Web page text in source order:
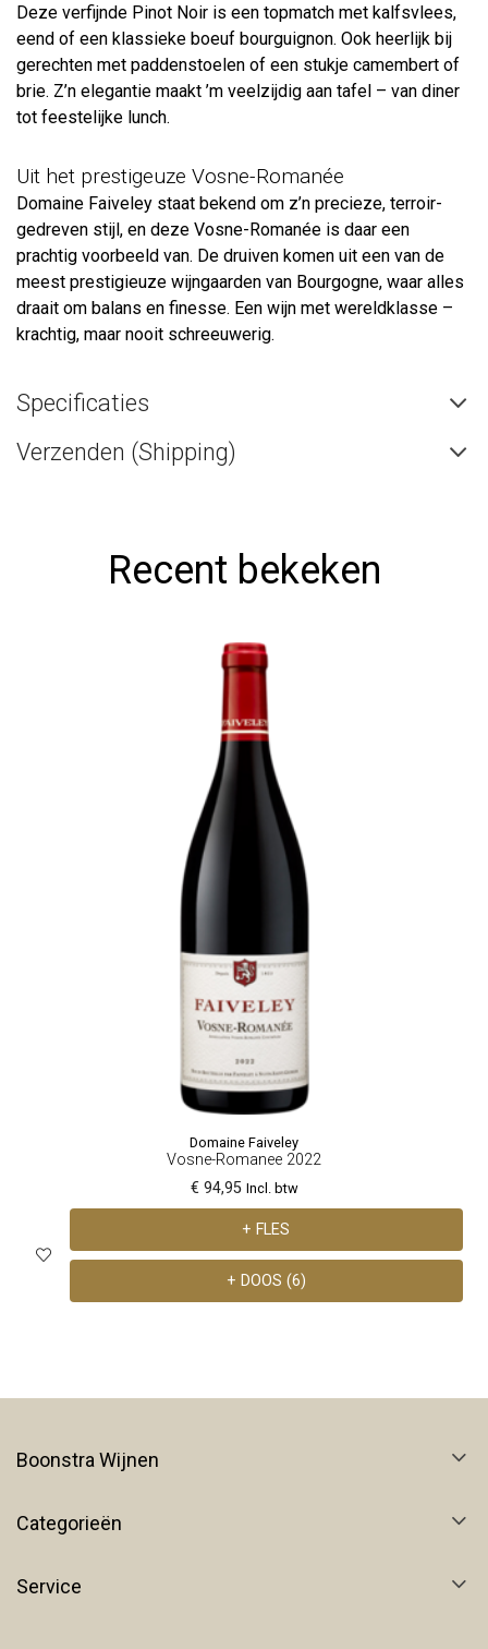
Deze verfijnde Pinot Noir is een topmatch met kalfsvlees,
eend of een klassieke boeuf bourguignon. Ook heerlijk bij
gerechten met paddenstoelen of een stukje camembert of
brie. Z’n elegantie maakt ’m veelzijdig aan tafel – van diner
tot feestelijke lunch.
Uit het prestigeuze Vosne-Romanée
Domaine Faiveley staat bekend om z’n precieze, terroir-
gedreven stijl, en deze Vosne-Romanée is daar een
prachtig voorbeeld van. De druiven komen uit een van de
meest prestigieuze wijngaarden van Bourgogne, waar alles
draait om balans en finesse. Een wijn met wereldklasse –
krachtig, maar nooit schreeuwerig.
Specificaties
Verzenden (Shipping)
Recent bekeken
Domaine Faiveley
Vosne-Romanee 2022
€ 94,95 Incl. btw
+ FLES
+ DOOS (6)
Boonstra Wijnen
Categorieën
Service